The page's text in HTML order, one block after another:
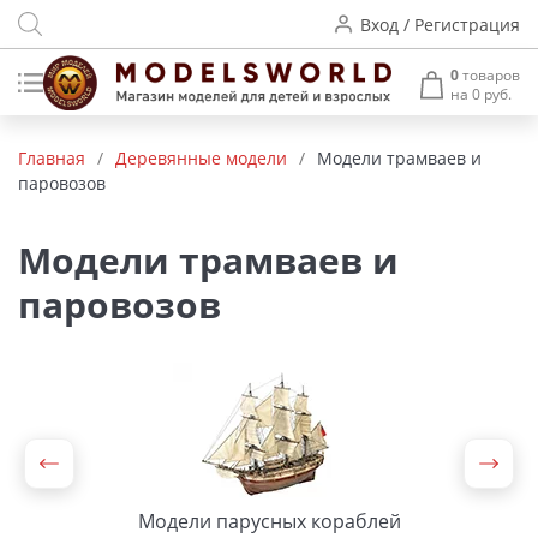
Вход / Регистрация
0товаров
на 0 руб.
Деревянные модели
Аккумуляторы и зарядные
Пластиковые модели
Архитектурные макеты
Главная / Деревянные модели / Модели трамваев и
паровозов
Модели трамваев и
паровозов
Модели парусных кораблей